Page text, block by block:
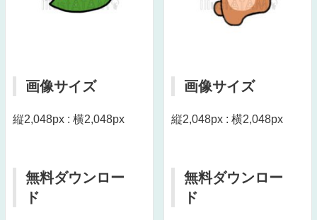
画像サイズ
縦2,048px : 横2,048px
無料ダウンロー
ド
画像サイズ
縦2,048px : 横2,048px
無料ダウンロー
ド